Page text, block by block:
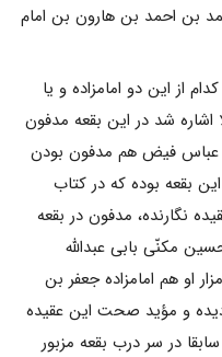
بن احمد بن هارون بن امام
از این دو امامزاده و یا
اشاره شد در این بقعه مدفون
عباس فیض هم مدفون بودن
بقعه بوده که در کتاب
نگارنده، مدفون در بقعه
مکنّى بابى عبدالله
او هم امامزاده جعفر بن
و مؤید صحت این عقیده
در سر درب بقعه مزبور